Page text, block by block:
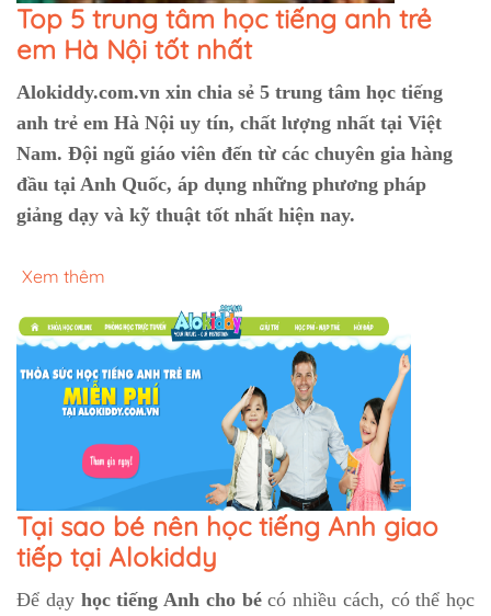
Top 5 trung tâm học tiếng anh trẻ
em Hà Nội tốt nhất
Alokiddy.com.vn xin chia sẻ 5 trung tâm học tiếng
anh trẻ em Hà Nội uy tín, chất lượng nhất tại Việt
Nam. Đội ngũ giáo viên đến từ các chuyên gia hàng
đầu tại Anh Quốc, áp dụng những phương pháp
giảng dạy và kỹ thuật tốt nhất hiện nay.
Xem thêm
Tại sao bé nên học tiếng Anh giao
tiếp tại Alokiddy
Để dạy học tiếng Anh cho bécó nhiều cách, có thể học